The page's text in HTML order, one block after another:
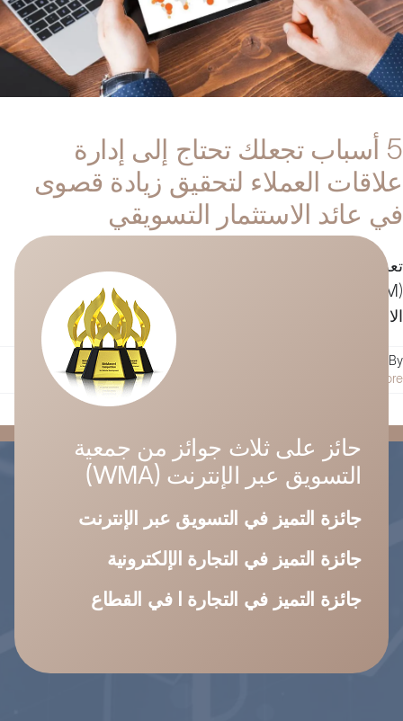
5 أسباب تجعلك تحتاج إلى إدارة
علاقات العملاء لتحقيق زيادة قصوى
في عائد الاستثمار التسويقي
تعرف على كيفية استخدام برنامج إدارة علاقات العملاء
(CRM) لتحسين تجربة العملاء وتحقيق زيادة قصوى في عائد
الاستثمار التسويقي.
By التسويق الرقمي |
0 Comments
Read More
حائز على ثلاث جوائز من جمعية
التسويق عبر الإنترنت (WMA)
جائزة التميز في التسويق عبر الإنترنت
جائزة التميز في التجارة الإلكترونية
جائزة التميز في التجارة ا في القطاع